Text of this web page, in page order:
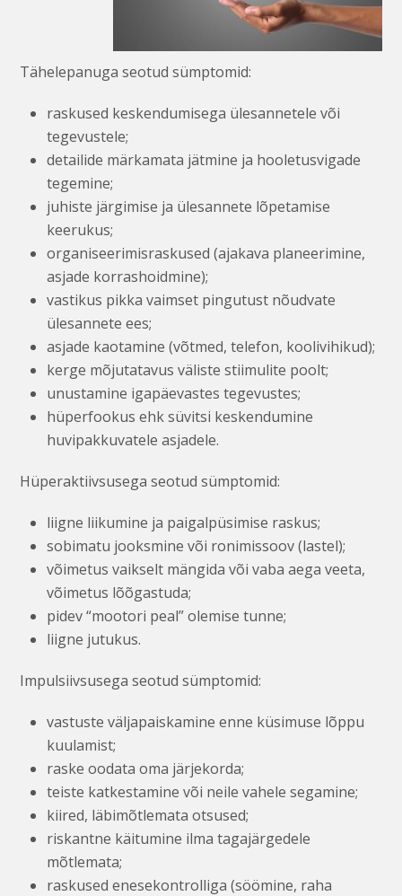
Tähelepanuga seotud sümptomid:
raskused keskendumisega ülesannetele või
tegevustele;
detailide märkamata jätmine ja hooletusvigade
tegemine;
juhiste järgimise ja ülesannete lõpetamise
keerukus;
organiseerimisraskused (ajakava planeerimine,
asjade korrashoidmine);
vastikus pikka vaimset pingutust nõudvate
ülesannete ees;
asjade kaotamine (võtmed, telefon, koolivihikud);
kerge mõjutatavus väliste stiimulite poolt;
unustamine igapäevastes tegevustes;
hüperfookus ehk süvitsi keskendumine
huvipakkuvatele asjadele.
Hüperaktiivsusega seotud sümptomid:
liigne liikumine ja paigalpüsimise raskus;
sobimatu jooksmine või ronimissoov (lastel);
võimetus vaikselt mängida või vaba aega veeta,
võimetus lõõgastuda;
pidev “mootori peal” olemise tunne;
liigne jutukus.
Impulsiivsusega seotud sümptomid:
vastuste väljapaiskamine enne küsimuse lõppu
kuulamist;
raske oodata oma järjekorda;
teiste katkestamine või neile vahele segamine;
kiired, läbimõtlemata otsused;
riskantne käitumine ilma tagajärgedele
mõtlemata;
raskused enesekontrolliga (söömine, raha